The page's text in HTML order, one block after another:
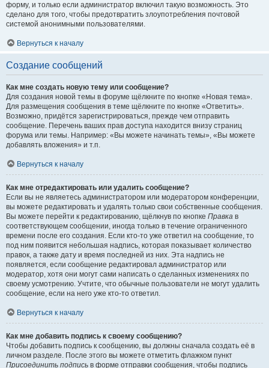
форму, и только если администратор включил такую возможность. Это
сделано для того, чтобы предотвратить злоупотребления почтовой
системой анонимными пользователями.
Вернуться к началу
Создание сообщений
Как мне создать новую тему или сообщение?
Для создания новой темы в форуме щёлкните по кнопке «Новая тема».
Для размещения сообщения в теме щёлкните по кнопке «Ответить».
Возможно, придётся зарегистрироваться, прежде чем отправить
сообщение. Перечень ваших прав доступа находится внизу страниц
форума или темы. Например: «Вы можете начинать темы», «Вы можете
добавлять вложения» и т.п.
Вернуться к началу
Как мне отредактировать или удалить сообщение?
Если вы не являетесь администратором или модератором конференции,
вы можете редактировать и удалять только свои собственные сообщения.
Вы можете перейти к редактированию, щёлкнув по кнопке Правка в
соответствующем сообщении, иногда только в течение ограниченного
времени после его создания. Если кто-то уже ответил на сообщение, то
под ним появится небольшая надпись, которая показывает количество
правок, а также дату и время последней из них. Эта надпись не
появляется, если сообщение редактировал администратор или
модератор, хотя они могут сами написать о сделанных изменениях по
своему усмотрению. Учтите, что обычные пользователи не могут удалить
сообщение, если на него уже кто-то ответил.
Вернуться к началу
Как мне добавить подпись к своему сообщению?
Чтобы добавить подпись к сообщению, вы должны сначала создать её в
личном разделе. После этого вы можете отметить флажком пункт
Присоединить подпись в форме отправки сообщения, чтобы подпись